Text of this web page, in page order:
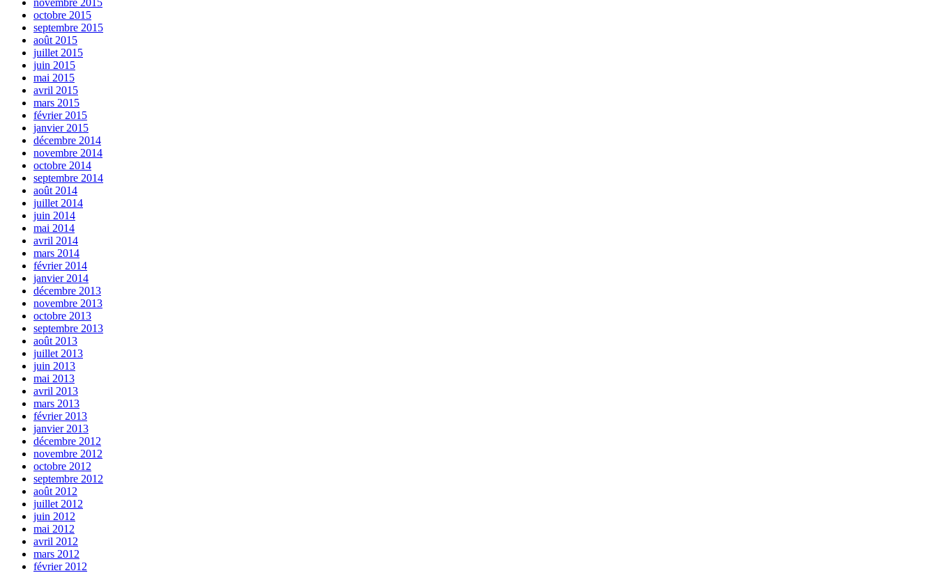
octobre 2015
septembre 2015
août 2015
juillet 2015
juin 2015
mai 2015
avril 2015
mars 2015
février 2015
janvier 2015
décembre 2014
novembre 2014
octobre 2014
septembre 2014
août 2014
juillet 2014
juin 2014
mai 2014
avril 2014
mars 2014
février 2014
janvier 2014
décembre 2013
novembre 2013
octobre 2013
septembre 2013
août 2013
juillet 2013
juin 2013
mai 2013
avril 2013
mars 2013
février 2013
janvier 2013
décembre 2012
novembre 2012
octobre 2012
septembre 2012
août 2012
juillet 2012
juin 2012
mai 2012
avril 2012
mars 2012
février 2012